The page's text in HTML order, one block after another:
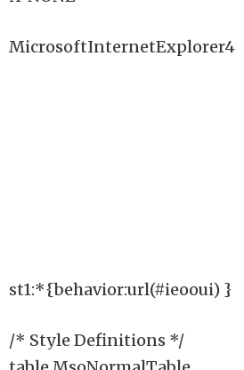
MicrosoftInternetExplorer4
st1:*{behavior:url(#ieooui) }
/* Style Definitions */